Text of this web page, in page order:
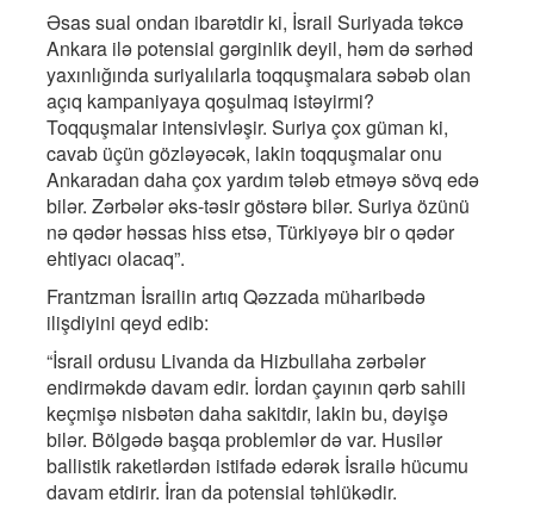
Əsas sual ondan ibarətdir ki, İsrail Suriyada təkcə
Ankara ilə potensial gərginlik deyil, həm də sərhəd
yaxınlığında suriyalılarla toqquşmalara səbəb olan
açıq kampaniyaya qoşulmaq istəyirmi?
Toqquşmalar intensivləşir. Suriya çox güman ki,
cavab üçün gözləyəcək, lakin toqquşmalar onu
Ankaradan daha çox yardım tələb etməyə sövq edə
bilər. Zərbələr əks-təsir göstərə bilər. Suriya özünü
nə qədər həssas hiss etsə, Türkiyəyə bir o qədər
ehtiyacı olacaq”.
Frantzman İsrailin artıq Qəzzada müharibədə
ilişdiyini qeyd edib:
“İsrail ordusu Livanda da Hizbullaha zərbələr
endirməkdə davam edir. İordan çayının qərb sahili
keçmişə nisbətən daha sakitdir, lakin bu, dəyişə
bilər. Bölgədə başqa problemlər də var. Husilər
ballistik raketlərdən istifadə edərək İsrailə hücumu
davam etdirir. İran da potensial təhlükədir.